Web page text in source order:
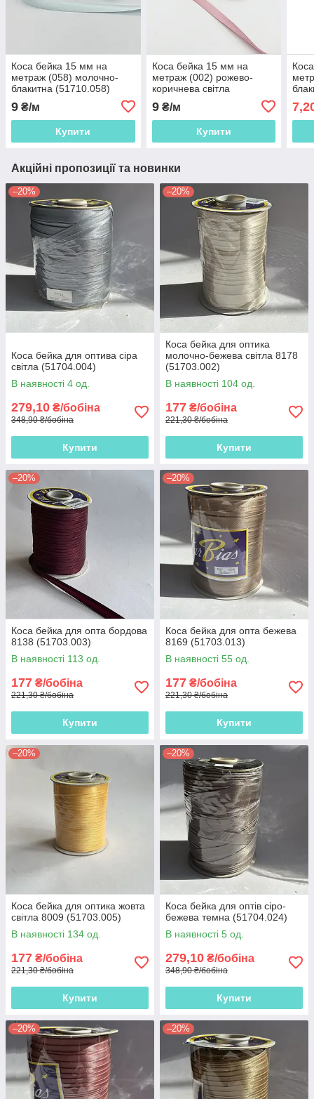
Коса бейка 15 мм на
метраж (058) молочно-
блакитна (51710.058)
9 ₴/м
Купити
Коса бейка 15 мм на
метраж (002) рожево-
коричнева світла
9₴/м
Купити
Акційні пропозиції та новинки
–20%
Коса бейка для оптива сіра
світла (51704.004)
В наявності 4 од.
279,10 ₴/бобіна
348,90 ₴/бобіна
Купити
–20%
Коса бейка для оптика
молочно-бежева світла 8178
(51703.002)
В наявності 104 од.
177 ₴/бобіна
221,30 ₴/бобіна
Купити
–20%
Коса бейка для опта бордова
8138 (51703.003)
В наявності 113 од.
177 ₴/бобіна
221,30 ₴/бобіна
Купити
–20%
Коса бейка для опта бежева
8169 (51703.013)
В наявності 55 од.
177 ₴/бобіна
221,30 ₴/бобіна
Купити
–20%
Коса бейка для оптика жовта
світла 8009 (51703.005)
В наявності 134 од.
177 ₴/бобіна
221,30 ₴/бобіна
Купити
–20%
Коса бейка для оптів сіро-
бежева темна (51704.024)
В наявності 5 од.
279,10 ₴/бобіна
348,90 ₴/бобіна
Купити
–20% –20%